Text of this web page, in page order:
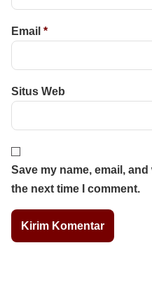
Email *
Situs Web
Save my name, email,
the next time I comment.